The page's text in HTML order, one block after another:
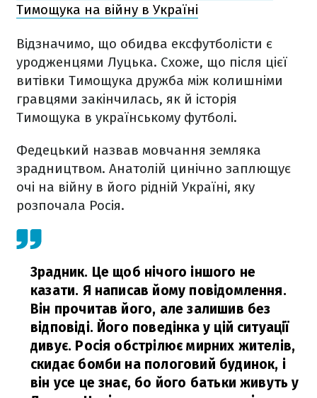
Тимощука на війну в Україні
Відзначимо, що обидва ексфутболісти є
уродженцями Луцька. Схоже, що після цієї
витівки Тимощука дружба між колишніми
гравцями закінчилась, як й історія
Тимощука в українському футболі.
Федецький назвав мовчання земляка
зрадництвом. Анатолій цинічно заплющує
очі на війну в його рідній Україні, яку
розпочала Росія.
Зрадник. Це щоб нічого іншого не
казати. Я написав йому повідомлення.
Він прочитав його, але залишив без
відповіді. Його поведінка у цій ситуації
дивує. Росія обстрілює мирних жителів,
скидає бомби на пологовий будинок, і
він усе це знає, бо його батьки живуть у